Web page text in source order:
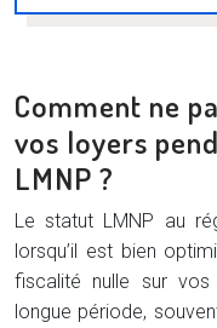
Comment ne
vos loyers
LMNP ?
Le statut LMNP au
lorsqu’il est bien
fiscalité nulle sur
longue période,